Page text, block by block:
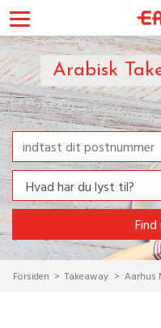
Arabisk
Forsiden Takeaway Aarhus